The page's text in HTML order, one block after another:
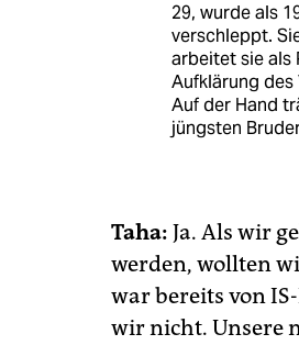
29, wurde als
verschleppt.
arbeitet sie als
Aufklärung
Auf der Hand
jüngsten
Taha: Ja. Als wir
werden, wollten
war bereits von
wir nicht. Unsere